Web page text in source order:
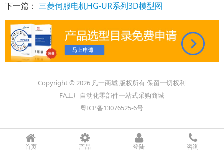
下一篇： 三菱伺服电机HG-UR系列3D模型图
Copyright © 2026 凡一商城 版权所有 保留一切权利
FA工厂自动化零部件一站式采购商城
粤ICP备13076525-6号
首页 产品 登陆 咨询